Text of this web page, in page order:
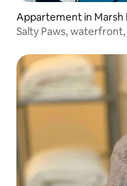
Appartement in Marsh
Salty Paws,